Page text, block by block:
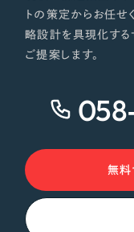
トの策定からお任せ
略設計を具現化する
ご提案します。
無料